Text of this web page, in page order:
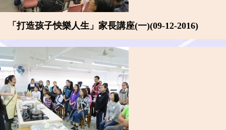
「打造孩子怏樂人生」家長講座(一)(09-12-2016)